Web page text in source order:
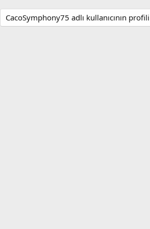
CacoSymphony75 adlı kullanıcının